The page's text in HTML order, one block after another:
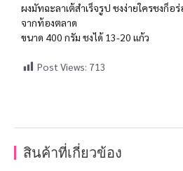
ผงมัทฉะลาเต้สำเร็จรูป ชงง่ายใครชงก็อ
จากท้องตลาด
ขนาด 400 กรัม ชงได้ 13-20 แก้ว
Post Views: 713
สินค้าที่เกี่ยวข้อง